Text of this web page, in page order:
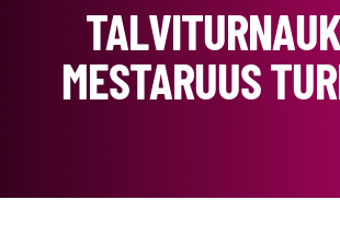
MESTARUUS